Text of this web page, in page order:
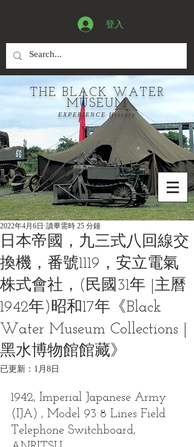
登入
THE BLACK WATER
MUSEUM
EXPERIENCE History
日本帝國，九三式八回線交
換機，番號1119，安立電氣
株式會社，(民國31年 |主曆
1942年)昭和17年《Black
Water Museum Collections |
黑水博物館館藏》
2022年4月6日 讀畢需時 25 分鐘
已更新： 1月8日
1942, Imperial Japanese Army
(IJA) , Model 93 8 Lines Field
Telephone Switchboard,